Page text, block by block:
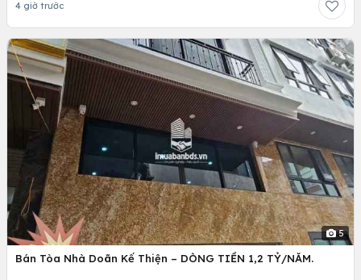
4 giờ trước
5
Bán Tòa Nhà Doãn Kế Thiện – DÒNG TIỀN 1,2 TỶ/NĂM.